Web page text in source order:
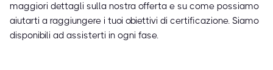
maggiori dettagli sulla nostra offerta e su come possiamo
aiutarti a raggiungere i tuoi obiettivi di certificazione. Siamo
disponibili ad assisterti in ogni fase.